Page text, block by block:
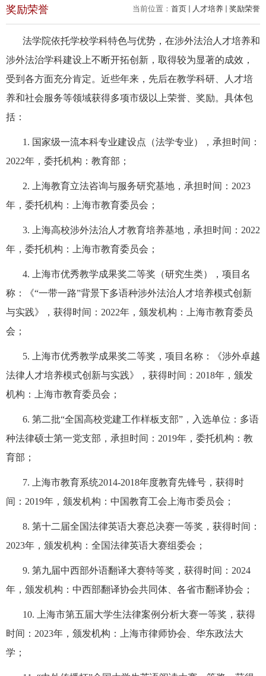
当前位置： 首页 人才培养 奖励荣誉
奖励荣誉
法学院依托学校学科特色与优势 ，在涉外法治人才培养和
涉外法治学科建设上不断开拓创新，取得较为显著的成效，
受到各方面充分肯定。近些年来，先后在教学科研、人才培
养和社会服务等领域获得多项市级以上荣誉、奖励。具体包
括：
1. 国家级一流本科专业建设点（法学专业），承担时间：
2022年，委托机构：教育部；
2. 上海教育立法咨询与服务研究基地，承担时间： 2023
年，委托机构：上海市教育委员会；
3. 上海高校涉外法治人才教育培养基地，承担时间： 2022
年，委托机构：上海市教育委员会；
4.
上海市优秀教学成果奖二等奖（研究生类），项目名
称：《“一带一路”背景下多语种涉外法治人才培养模式创新
与实践》，获得时间： 2022年，颁发机构：上海市教育委员
会；
5.
上海市优秀教学成果奖二等奖，项目名称：《涉外卓越
法律人才培养模式创新与实践》，获得时间： 2018年，颁发
机构：上海市教育委员会；
6. 第二批“全国高校党建工作样板支部” ，入选单位：多语
种法律硕士第一党支部，承担时间： 2019年，委托机构：教
育部；
7. 上海市教育系统2014-2018年度教育先锋号，获得时
间： 2019年，颁发机构：中国教育工会上海市委员会；
8. 第十二届全国法律英语大赛总决赛一等奖，获得时间：
2023年，颁发机构：全国法律英语大赛组委会；
9. 第九届中西部外语翻译大赛特等奖，获得时间： 2024
年，颁发机构：中西部翻译协会共同体、各省市翻译协会；
10.
上海市第五届大学生法律案例分析大赛一等奖，获得
时间： 2023年，颁发机构：上海市律师协会、华东政法大
学；